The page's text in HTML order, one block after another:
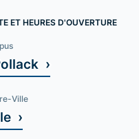
ET HEURES D'OUVERTURE
›
Ville
›